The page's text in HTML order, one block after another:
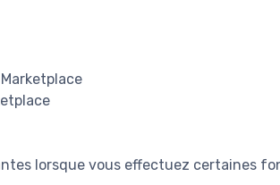
lorsque vous effectuez certaines